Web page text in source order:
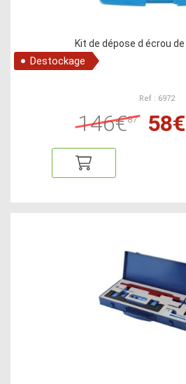
Kit de dépose d écrou
Destockage
Ref : 6972
146€87 58€